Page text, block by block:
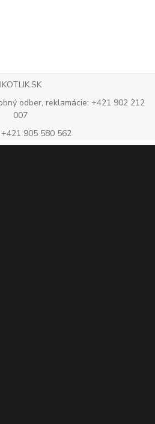
IKOTLIK.SK
odber, reklamácie: +421 902 212
007
905 580 562